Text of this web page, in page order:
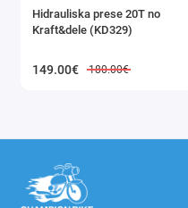
(SNG), dabasgāze
Hidrauliska prese 20T no
Kraft&dele (KD329)
149.00€ 180.00€